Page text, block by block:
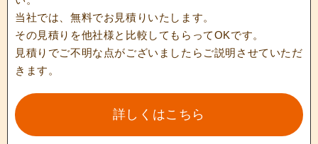
当社では、無料でお見積りいたします。
その見積りを他社様と比較してもらってOKです。
見積りでご不明な点がございましたらご説明させていただ
きます。
詳しくはこちら